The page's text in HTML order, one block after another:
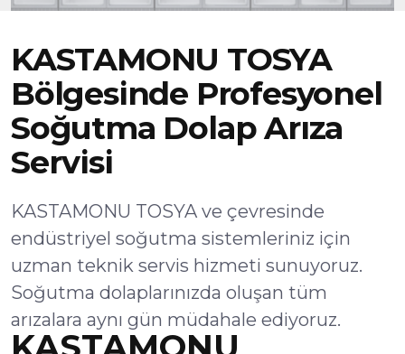
KASTAMONU TOSYA
Bölgesinde Profesyonel
Soğutma Dolap Arıza
Servisi
KASTAMONU TOSYA ve çevresinde
endüstriyel soğutma sistemleriniz için
uzman teknik servis hizmeti sunuyoruz.
Soğutma dolaplarınızda oluşan tüm
arızalara aynı gün müdahale ediyoruz.